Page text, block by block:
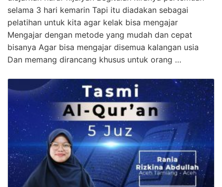
selama 3 hari kemarin Tapi itu diadakan sebagai
pelatihan untuk kita agar kelak bisa mengajar
Mengajar dengan metode yang mudah dan cepat
bisanya Agar bisa mengajar disemua kalangan usia
Dan memang dirancang khusus untuk orang …